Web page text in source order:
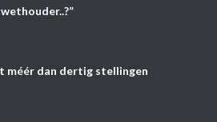
méér dan dertig stellingen